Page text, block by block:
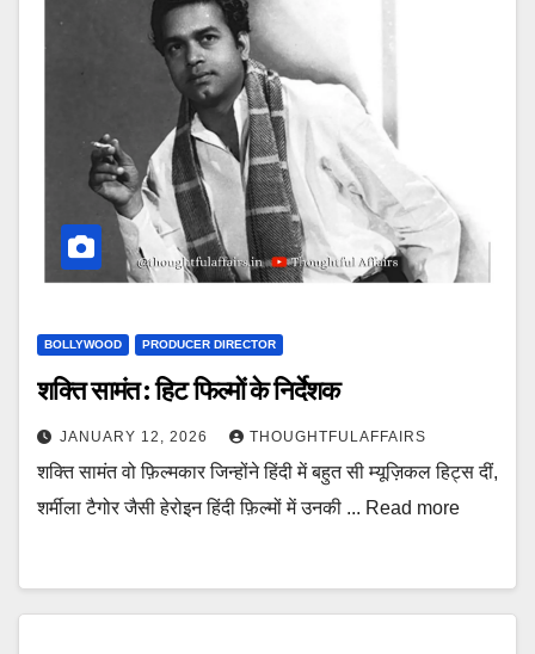
BOLLYWOOD PRODUCER DIRECTOR
शक्ति सामंत : हिट फिल्मों के निर्देशक
JANUARY 12, 2026 THOUGHTFULAFFAIRS
शक्ति सामंत वो फ़िल्मकार जिन्होंने हिंदी में बहुत सी म्यूज़िकल हिट्स दीं,
शर्मीला टैगोर जैसी हेरोइन हिंदी फ़िल्मों में उनकी ... Read more